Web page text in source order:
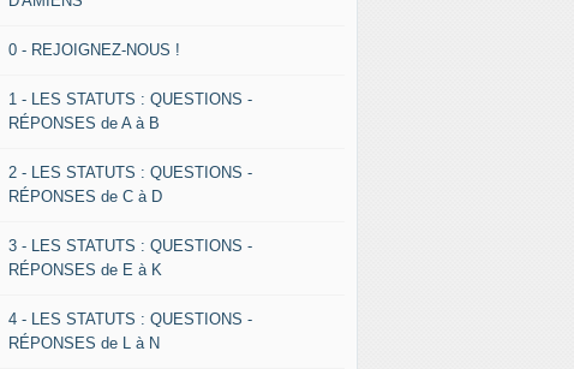
0 - REJOIGNEZ-NOUS !
1 - LES STATUTS : QUESTIONS -
RÉPONSES de A à B
2 - LES STATUTS : QUESTIONS -
RÉPONSES de C à D
3 - LES STATUTS : QUESTIONS -
RÉPONSES de E à K
4 - LES STATUTS : QUESTIONS -
RÉPONSES de L à N